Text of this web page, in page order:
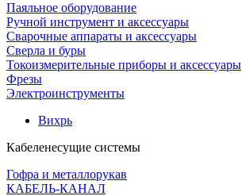
Паяльное оборудование
Ручной инструмент и аксессуары
Сварочные аппараты и аксессуары
Сверла и буры
Токоизмерительные приборы и аксессуары
Фрезы
Электроинструменты
Вихрь
Кабеленесущие системы
Гофра и металлорукав
КАБЕЛЬ-КАНАЛ